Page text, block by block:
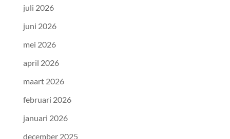
juli 2026
juni 2026
mei 2026
april 2026
maart 2026
februari 2026
januari 2026
december 2025